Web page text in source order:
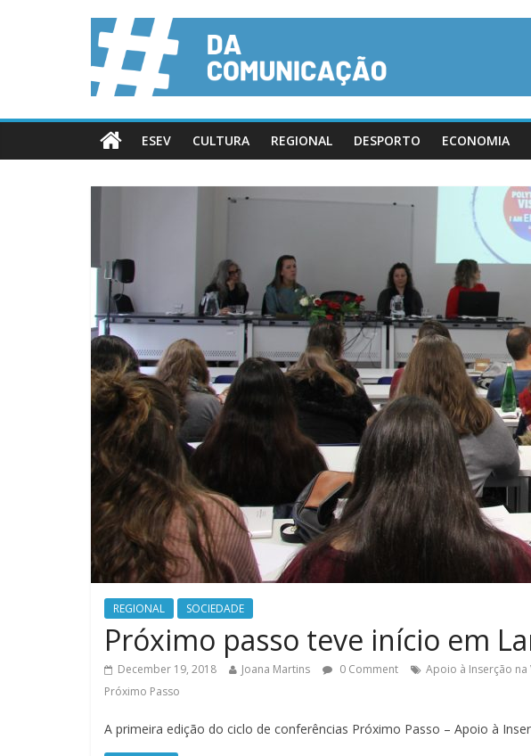
ESEV CULTURA REGIONAL DESPORTO ECONOMIA
REGIONAL SOCIEDADE
Próximo passo teve início em
December 19, 2018 Joana Martins 0 Comment Apoio à Inserção na
Próximo Passo
A primeira edição do ciclo de conferências Próximo Passo – Apoio à